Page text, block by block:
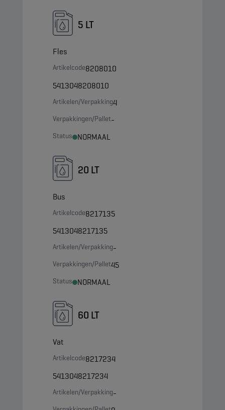
5 LT
Fles
Artikelcode8208010
5413048208010
Artikelen/Verpakking4
Verpakkingen/Pallet-
Status NORMAAL
20 LT
Bus
Artikelcode8217135
5413048217135
Artikelen/Verpakking-
Verpakkingen/Pallet45
Status NORMAAL
60 LT
Vat
Artikelcode8217234
5413048217234
Artikelen/Verpakking-